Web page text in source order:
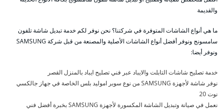
والقديمة
ما هي أنواع الشاشات المتوفرة في شركتنا؟ نحن نوفر لكم خدمة تبديل شاشة تلفون
سامسونج ونوفر أفضل أنواع الشاشات الأصلية والمصنعة من قبل شركة SAMSUNG
ونوفر أيضا:
خدمة تصليح شاشات التابلت والايباد عبر فني تصليح ايباد بالمنزل القصر
نوفر شاشة لأجهزة SAMSUNG من نوع سوبر اموليد بلس الخاصة في جهاز جالكسي
نوت 20
نعمل في صيانة وتبديل الشاشة المكسورة لأجهزة SAMSUNG بخبرة أفضل فني